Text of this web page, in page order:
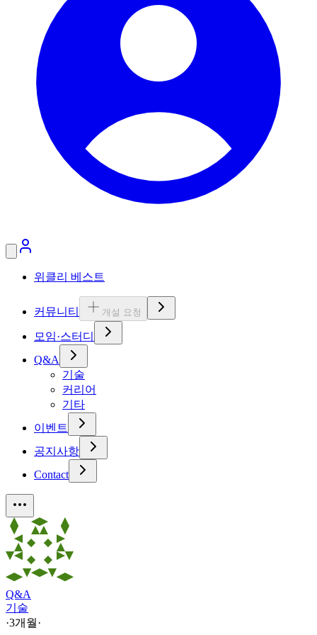
위클리 베스트
커뮤니티 개설 요청
모임·스터디
Q&A
기술
커리어
기타
이벤트
공지사항
Contact
Q&A
기술
·3개월·